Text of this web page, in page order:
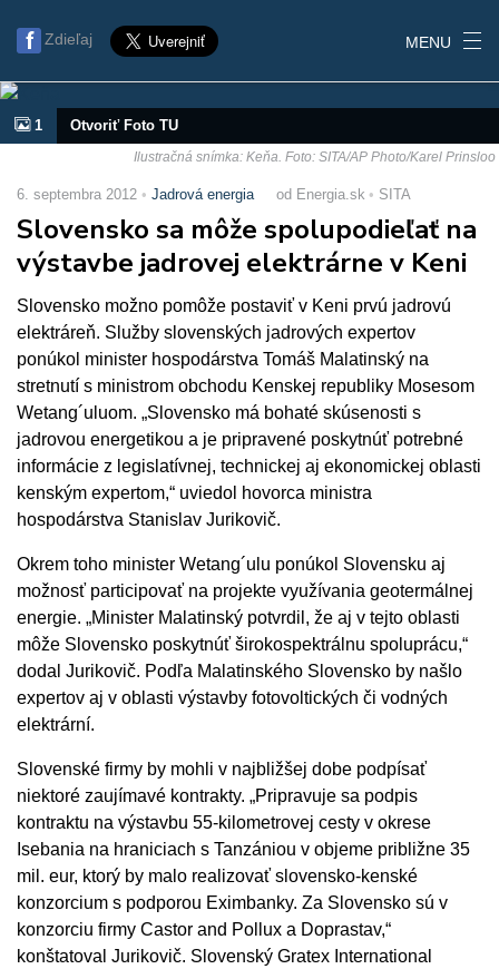
Zdieľaj MENU
1 Otvoriť Foto TU
Ilustračná snímka: Keňa. Foto: SITA/AP Photo/Karel Prinsloo
6. septembra 2012 Jadrová energia od Energia.sk SITA
Slovensko sa môže spolupodieľať na
výstavbe jadrovej elektrárne v Keni
Slovensko možno pomôže postaviť v Keni prvú jadrovú
elektráreň. Služby slovenských jadrových expertov
ponúkol minister hospodárstva Tomáš Malatinský na
stretnutí s ministrom obchodu Kenskej republiky Mosesom
Wetang´uluom. „Slovensko má bohaté skúsenosti s
jadrovou energetikou a je pripravené poskytnúť potrebné
informácie z legislatívnej, technickej aj ekonomickej oblasti
kenským expertom,“ uviedol hovorca ministra
hospodárstva Stanislav Jurikovič.
Okrem toho minister Wetang´ulu ponúkol Slovensku aj
možnosť participovať na projekte využívania geotermálnej
energie. „Minister Malatinský potvrdil, že aj v tejto oblasti
môže Slovensko poskytnúť širokospektrálnu spoluprácu,“
dodal Jurikovič. Podľa Malatinského Slovensko by našlo
expertov aj v oblasti výstavby fotovoltických či vodných
elektrární.
Slovenské firmy by mohli v najbližšej dobe podpísať
niektoré zaujímavé kontrakty. „Pripravuje sa podpis
kontraktu na výstavbu 55-kilometrovej cesty v okrese
Isebania na hraniciach s Tanzániou v objeme približne 35
mil. eur, ktorý by malo realizovať slovensko-kenské
konzorcium s podporou Eximbanky. Za Slovensko sú v
konzorciu firmy Castor and Pollux a Doprastav,“
konštatoval Jurikovič. Slovenský Gratex International